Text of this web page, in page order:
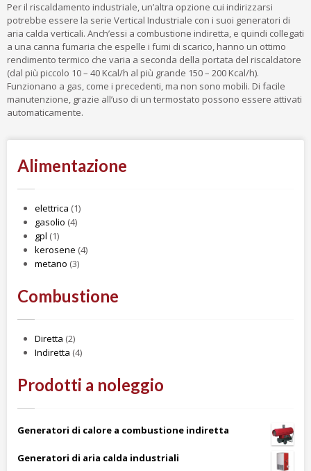
Per il riscaldamento industriale, un’altra opzione cui indirizzarsi
potrebbe essere la serie Vertical Industriale con i suoi generatori di
aria calda verticali. Anch’essi a combustione indiretta, e quindi collegati
a una canna fumaria che espelle i fumi di scarico, hanno un ottimo
rendimento termico che varia a seconda della portata del riscaldatore
(dal più piccolo 10 – 40 Kcal/h al più grande 150 – 200 Kcal/h).
Funzionano a gas, come i precedenti, ma non sono mobili. Di facile
manutenzione, grazie all’uso di un termostato possono essere attivati
automaticamente.
Alimentazione
elettrica (1)
gasolio (4)
gpl (1)
kerosene (4)
metano (3)
Combustione
Diretta (2)
Indiretta (4)
Prodotti a noleggio
Generatori di calore a combustione indiretta
Generatori di aria calda industriali